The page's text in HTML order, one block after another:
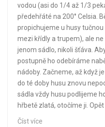
vodou (asi do 1/4 až 1/3
předehřáté na 200° Celsia.
propichujeme u husy
mezi křídly a trupem), ale
jenom sádlo, nikoli šťáva.
postupně ho odebíráme
nádoby. Začneme, až když
do té doby husu znovu
sádla vždy husu podlijeme
hřbetě zlatá, otočíme ji. Opět
Číst více